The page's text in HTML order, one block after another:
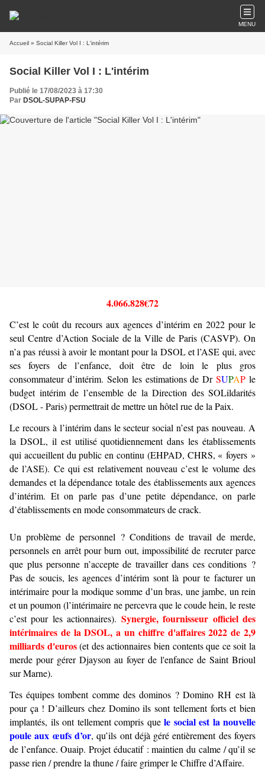
MENU
Accueil » Social Killer Vol I : L'intérim
Social Killer Vol I : L'intérim
Publié le 17/08/2023 à 17:30
Par DSOL-SUPAP-FSU
4.066.828€72
C’est le coût du recours aux agences d’intérim en 2022 pour le
seul Centre d’Action Sociale de la Ville de Paris (CASVP). On
n’a pas réussi à avoir le montant pour la DSOL et l’ASE qui, avec
ses foyers de l’enfance, doit être de loin le plus gros
consommateur d’intérim. Selon les estimations de DrSUPAP le
budget intérim de l’ensemble de la Direction des SOLildarités
(DSOL - Paris) permettrait de mettre un hôtel rue de la Paix.
Le recours à l’intérim dans le secteur social n’est pas nouveau. A
la DSOL, il est utilisé quotidiennement dans les établissements
qui accueillent du public en continu (EHPAD, CHRS, « foyers »
de l’ASE). Ce qui est relativement nouveau c’est le volume des
demandes et la dépendance totale des établissements aux agences
d’intérim. Et on parle pas d’une petite dépendance, on parle
d’établissements en mode consommateurs de crack.
Un problème de personnel ? Conditions de travail de merde,
personnels en arrêt pour burn out, impossibilité de recruter parce
que plus personne n’accepte de travailler dans ces conditions ?
Pas de soucis, les agences d’intérim sont là pour te facturer un
intérimaire pour la modique somme d’un bras, une jambe, un rein
et un poumon (l’intérimaire ne percevra que le coude hein, le reste
c’est pour les actionnaires). Synergie, fournisseur officiel des
intérimaires de la DSOL, a un chiffre d'affaires 2022 de 2,9
milliards d'euros (et des actionnaires bien contents que ce soit la
merde pour gérer Djayson au foyer de l'enfance de Saint Brioul
sur Marne).
Tes équipes tombent comme des dominos ? Domino RH est là
pour ça ! D’ailleurs chez Domino ils sont tellement forts et bien
implantés, ils ont tellement compris que le social est la nouvelle
poule aux œufs d’or, qu’ils ont déjà géré entièrement des foyers
de l’enfance. Ouaip. Projet éducatif : maintien du calme / qu’il se
passe rien / prendre la thune / faire grimper le Chiffre d’Affaire.